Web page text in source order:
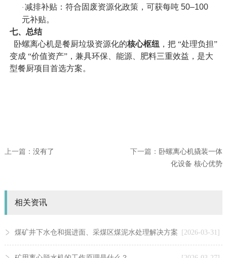
· 减排补贴：符合固废资源化政策，可获每吨50–100
元补贴。
七、总结
卧螺离心机是餐厨垃圾资源化的核心枢纽 ，把 “处理负担”
变成 “价值资产”，兼具环保、能源、肥料三重效益，是大
型餐厨项目首选方案。
上一篇： 没有了 下一篇： 卧螺离心机撬装一体
化设备 核心优势
相关资讯
[2026-03-31]
煤矿井下水仓和掘进面、采煤区煤泥水处理解决方案